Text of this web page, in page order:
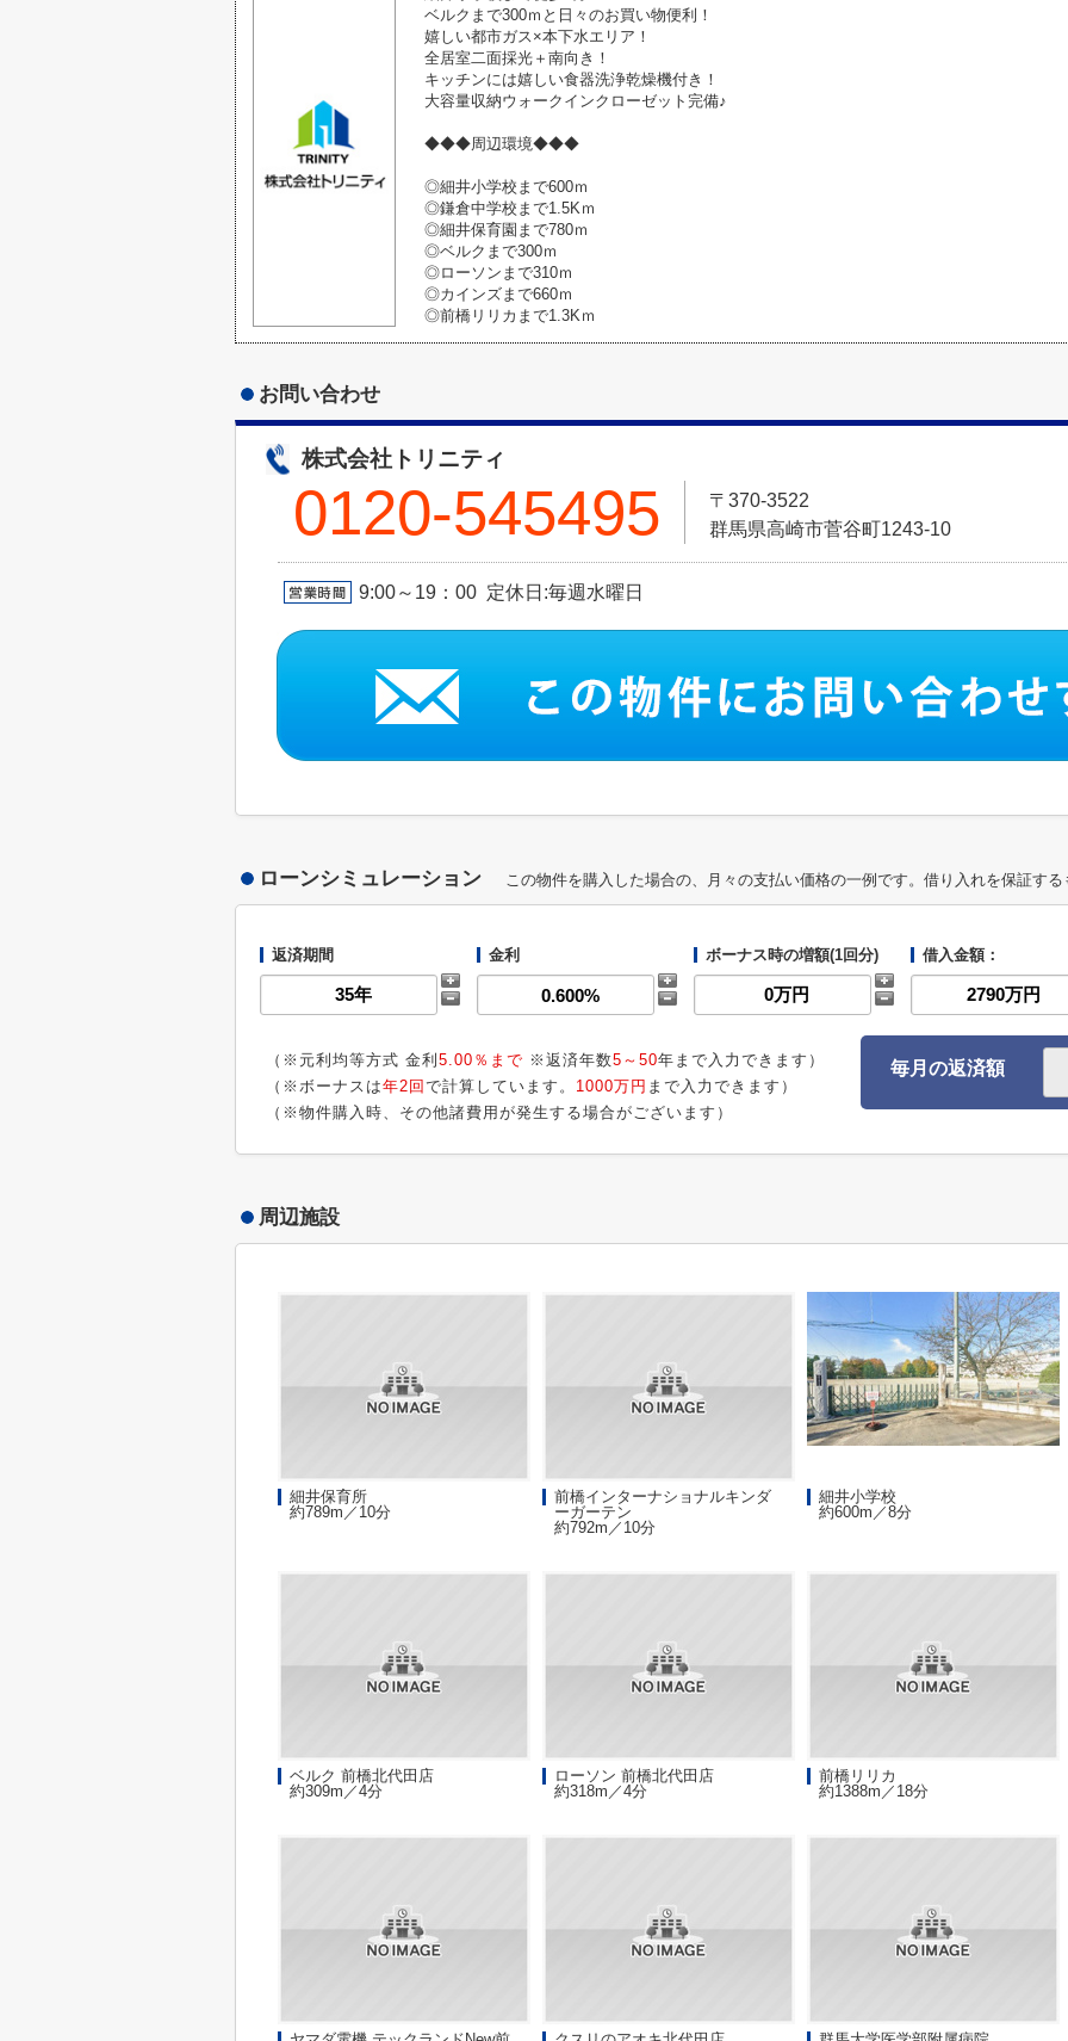
ベルクまで300ｍと日々のお買い物便利！
嬉しい都市ガス×本下水エリア！
全居室二面採光＋南向き！
キッチンには嬉しい食器洗浄乾燥機付き！
大容量収納ウォークインクローゼット完備♪
◆◆◆周辺環境◆◆◆
◎細井小学校まで600ｍ
◎鎌倉中学校まで1.5Kｍ
◎細井保育園まで780ｍ
◎ベルクまで300ｍ
◎ローソンまで310ｍ
◎カインズまで660ｍ
◎前橋リリカまで1.3Kｍ
お問い合わせ
株式会社トリニティ
0120-545495
〒370-3522
群馬県高崎市菅谷町1243-10
9:00～19：00 定休日:毎週水曜日
ローンシミュレーション この物件を購入した場合の、月々の支払い価格の一例です。借り入れを保証す
返済期間 金利 ボーナス時の増額(1回分) 借入金額：
（※元利均等方式 金利 5.00％まで ※返済年数5～50年まで入力できます）
（※ボーナスは年2回 で計算しています。 1000万円 まで入力できます）
（※物件購入時、その他諸費用が発生する場合がございます）
毎月の返済額
周辺施設
細井保育所
約789m／10分
前橋インターナショナルキンダ
ーガーテン
約792m／10分
細井小学校
約600m／8分
ベルク 前橋北代田店
約309m／4分
ローソン 前橋北代田店
約318m／4分
前橋リリカ
約1388m／18分